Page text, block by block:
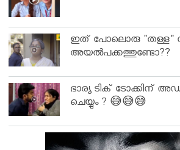
ഇത് പോലൊരു "തള്ള"
അയല്‍പക്കത്തുണ്ടോ??
ഭാര്യ ടിക് ടോക്കിന്
ചെയ്യും ? 😅😅😅